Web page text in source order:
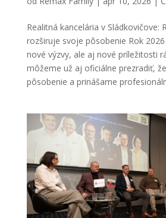
Realitná kancelária v Sládkovičove:
rozširuje svoje pôsobenie Rok
nové výzvy, ale aj nové príležitosti
môžeme už aj oficiálne prezradiť,
pôsobenie a prinášame